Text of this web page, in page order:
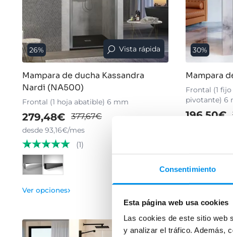
Consentimiento
Esta página web usa cookies
Las cookies de este sitio web
y analizar el tráfico. Además,
26% Vista rápida
Mampara de ducha Kassandra
Nardi (NA500)
Frontal (1 hoja abatible) 6 mm
279,48€ 377,67€
desde 93,16€/mes
(1)
Ver opciones›
30%
Mampara
Frontal (1
pivotante) 6
196,50€